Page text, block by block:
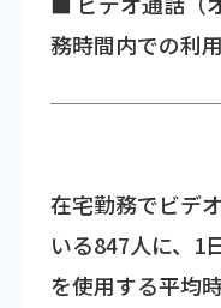
務時間内での利
在宅勤務でビデ
いる847人に、1
を使用する平均